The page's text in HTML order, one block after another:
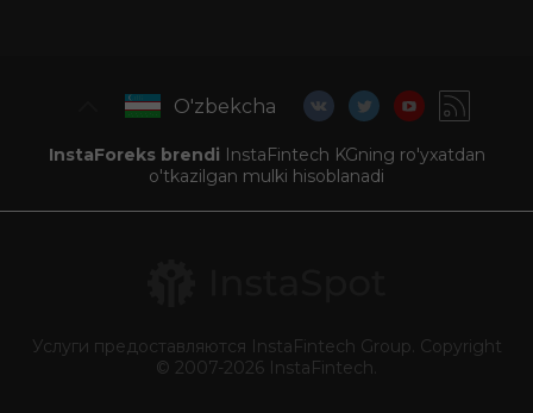
O'zbekcha
InstaForeks brendi InstaFintech KGning ro'yxatdan
o'tkazilgan mulki hisoblanadi
Услуги предоставляются InstaFintech Group. Copyright
© 2007-2026 InstaFintech.